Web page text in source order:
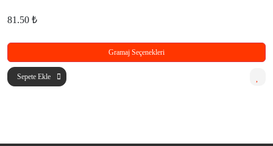
81.50 ₺
Gramaj Seçenekleri
Sepete Ekle